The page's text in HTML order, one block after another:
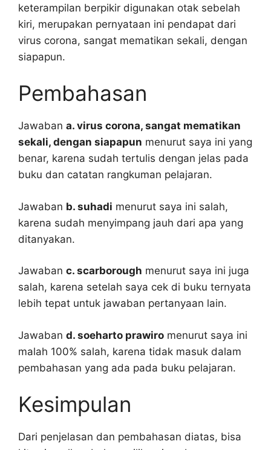
keterampilan berpikir digunakan otak sebelah
kiri, merupakan pernyataan ini pendapat dari
virus corona, sangat mematikan sekali, dengan
siapapun.
Pembahasan
Jawaban a. virus corona, sangat mematikan
sekali, dengan siapapun menurut saya ini yang
benar, karena sudah tertulis dengan jelas pada
buku dan catatan rangkuman pelajaran.
Jawaban b. suhadi menurut saya ini salah,
karena sudah menyimpang jauh dari apa yang
ditanyakan.
Jawaban c. scarborough menurut saya ini juga
salah, karena setelah saya cek di buku ternyata
lebih tepat untuk jawaban pertanyaan lain.
Jawaban d. soeharto prawiro menurut saya ini
malah 100% salah, karena tidak masuk dalam
pembahasan yang ada pada buku pelajaran.
Kesimpulan
Dari penjelasan dan pembahasan diatas, bisa